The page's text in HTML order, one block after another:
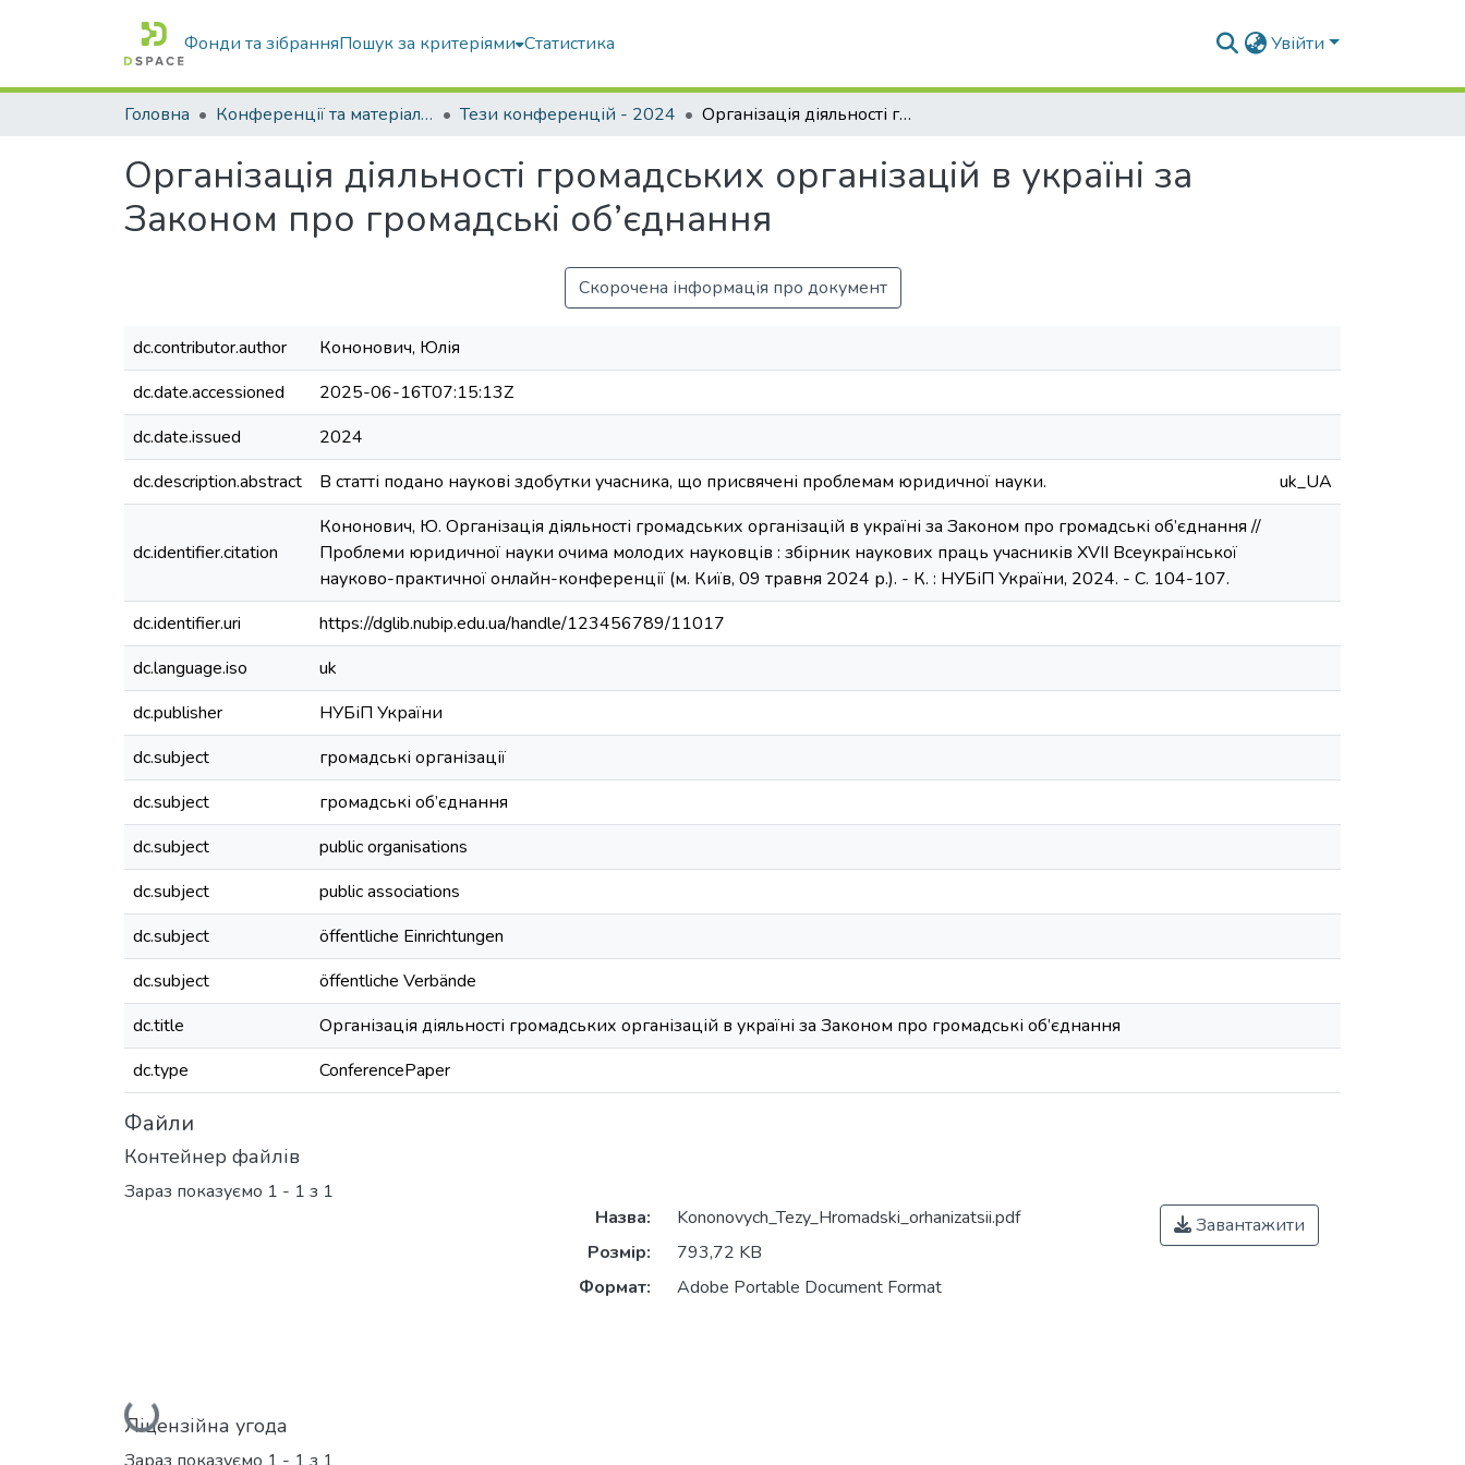
Фонди та зібранняПошук за критеріями Статистика Увійти
Головна Конференції та матеріали конференцій Тези конференцій - 2024 Організація діяльності громадських організацій в україні за Законом про громадські об’єднання
Організація діяльності громадських організацій в україні за
Законом про громадські об’єднання
Скорочена інформація про документ
dc.contributor.author
Кононович, Юлія
dc.date.accessioned
2025-06-16T07:15:13Z
dc.date.issued
2024
dc.description.abstract
В статті подано наукові здобутки учасника, що присвячені проблемам юридичної науки. uk_UA
dc.identifier.citation
Кононович, Ю. Організація діяльності громадських організацій в україні за Законом про громадські об’єднання //
Проблеми юридичної науки очима молодих науковців : збірник наукових праць учасників ХVІI Всеукраїнської
науково-практичної онлайн-конференції (м. Київ, 09 травня 2024 р.). - К. : НУБіП України, 2024. - С. 104-107.
dc.identifier.uri
https://dglib.nubip.edu.ua/handle/123456789/11017
dc.language.iso
uk
dc.publisher
НУБіП України
dc.subject
громадські організації
dc.subject
громадські об’єднання
dc.subject
public organisations
dc.subject
public associations
dc.subject
öffentliche Einrichtungen
dc.subject
öffentliche Verbände
dc.title
Організація діяльності громадських організацій в україні за Законом про громадські об’єднання
dc.type
ConferencePaper
Файли
Контейнер файлів
Зараз показуємо 1 - 1 з 1
Вантажиться...
Назва:
Kononovych_Tezy_Hromadski_orhanizatsii.pdf
Розмір:
793,72 KB
Формат:
Adobe Portable Document Format
Завантажити
Ліцензійна угода